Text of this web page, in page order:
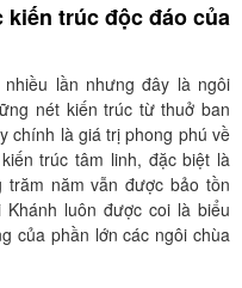
trúc độc đáo của
lần nhưng đây là ngôi
nét kiến trúc từ thuở ban
chính là giá trị phong phú về
trúc tâm linh, đặc biệt là
năm vẫn được bảo tồn
luôn được coi là biểu
của phần lớn các ngôi chùa